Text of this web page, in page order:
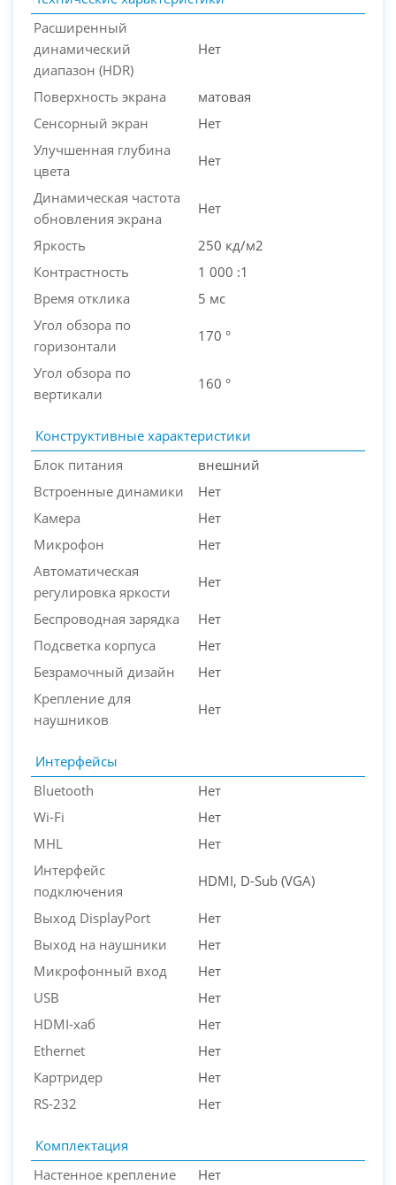
Расширенный
динамический
диапазон (HDR)
Нет
Поверхность экрана
матовая
Сенсорный экран
Нет
Улучшенная глубина
цвета
Нет
Динамическая частота
обновления экрана
Нет
Яркость
250 кд/м2
Контрастность
1 000 :1
Время отклика
5 мс
Угол обзора по
горизонтали
170 °
Угол обзора по
вертикали
160 °
Конструктивные характеристики
Блок питания
внешний
Встроенные динамики
Нет
Камера
Нет
Микрофон
Нет
Автоматическая
регулировка яркости
Нет
Беспроводная зарядка
Нет
Подсветка корпуса
Нет
Безрамочный дизайн
Нет
Крепление для
наушников
Нет
Интерфейсы
Bluetooth
Нет
Wi-Fi
Нет
MHL
Нет
Интерфейс
подключения
HDMI, D-Sub (VGA)
Выход DisplayPort
Нет
Выход на наушники
Нет
Микрофонный вход
Нет
USB
Нет
HDMI-хаб
Нет
Ethernet
Нет
Картридер
Нет
RS-232
Нет
Комплектация
Настенное крепление
Нет